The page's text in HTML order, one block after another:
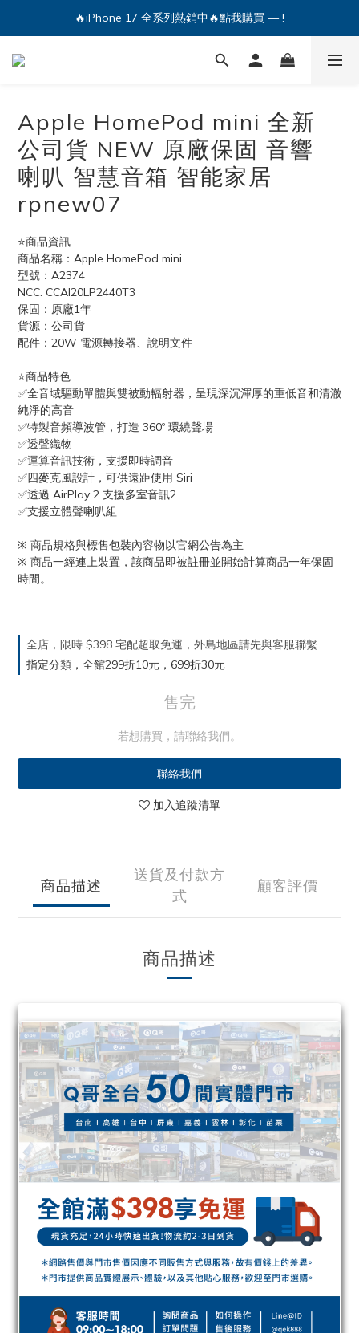
🔥iPhone 17 全系列熱銷中🔥點我購買 — !
💕加入Q哥 Line 新好友領優惠券！🎫
🔥iPhone 17 全系列熱銷中🔥點我購買 — !
Apple HomePod mini 全新
公司貨 NEW 原廠保固 音響
喇叭 智慧音箱 智能家居
rpnew07
⭐️商品資訊
商品名稱：Apple HomePod mini
型號：A2374
NCC: CCAI20LP2440T3
保固：原廠1年
貨源：公司貨
配件：20W 電源轉接器、說明文件
⭐️商品特色
✅全音域驅動單體與雙被動輻射器，呈現深沉渾厚的重低音和清澈
純淨的高音
✅特製音頻導波管，打造 360º 環繞聲場
✅透聲織物
✅運算音訊技術，支援即時調音
✅四麥克風設計，可供遠距使用 Siri
✅透過 AirPlay 2 支援多室音訊2
✅支援立體聲喇叭組
※ 商品規格與標售包裝內容物以官網公告為主
※ 商品一經連上裝置，該商品即被註冊並開始計算商品一年保固
時間。
全店，限時 $398 宅配超取免運，外島地區請先與客服聯繫
指定分類，全館299折10元，699折30元
售完
若想購買，請聯絡我們。
聯絡我們
加入追蹤清單
商品描述
送貨及付款方
式
顧客評價
商品描述